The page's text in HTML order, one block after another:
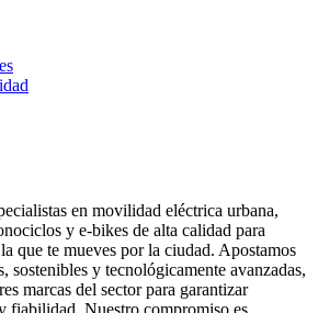
en movilidad eléctrica urbana,
y e-bikes de alta calidad para
que te mueves por la ciudad. Apostamos
sostenibles y tecnológicamente avanzadas,
marcas del sector para garantizar